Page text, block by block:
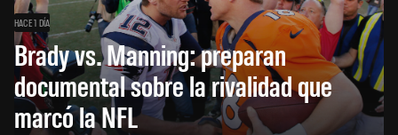
HACE 1 DÍA
Brady vs. Manning: preparan
documental sobre la rivalidad que
marcó la NFL